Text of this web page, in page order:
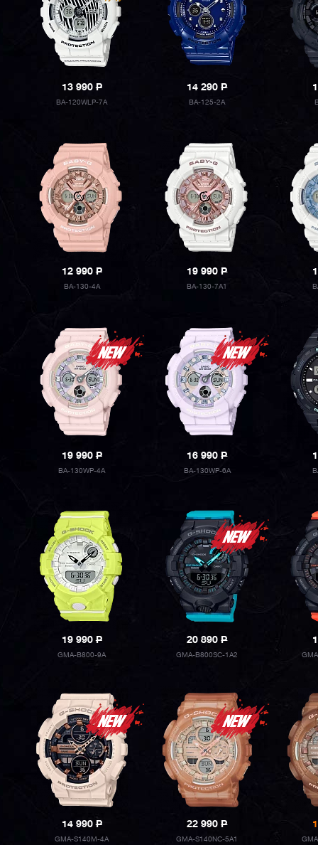
13 990P
BA-120WLP-7A
14 290P
BA-125-2A
12 990P
BA-130-4A
19 990P
BA-130-7A1
19 990P
BA-130WP-4A
16 990P
BA-130WP-6A
19 990P
GMA-B800-9A
20 890P
GMA-B800SC-1A2
14 990P
GMA-S140M-4A
22 990P
GMA-S140NC-5A1